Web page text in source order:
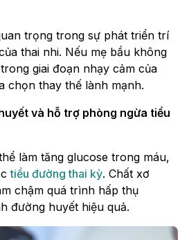
trọng trong sự phát triển trí
thai nhi. Nếu mẹ bầu không
giai đoạn nhạy cảm của
chọn thay thế lành mạnh.
và hỗ trợ phòng ngừa tiểu
làm tăng glucose trong máu,
tiểu đường thai kỳ. Chất xơ
chậm quá trình hấp thụ
đường huyết hiệu quả.